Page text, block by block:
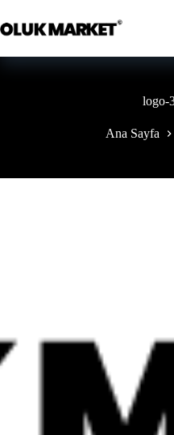
geç
logo-
Ana Sayfa